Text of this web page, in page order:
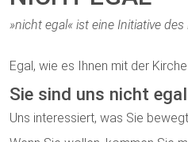
»nicht egal« ist eine Initiative
Egal, wie es Ihnen mit der
Sie sind uns nicht
Uns interessiert, was Sie